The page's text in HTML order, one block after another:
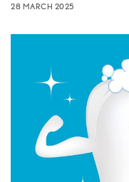
28 MARCH 2025